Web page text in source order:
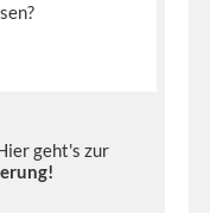
geht's zur
!